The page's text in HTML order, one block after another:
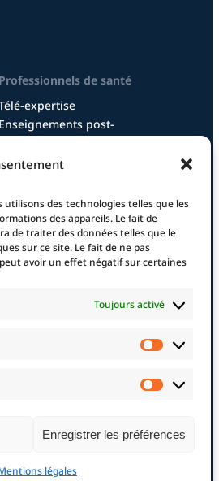
des technologies telles que les
des appareils. Le fait de
de traiter des données telles que le
sur ce site. Le fait de ne pas
avoir un effet négatif sur certaines
Toujours activé
Enregistrer les préférences
légales
Professionnels de santé
expertise
Enseignements post-
un patient
Mentions légales